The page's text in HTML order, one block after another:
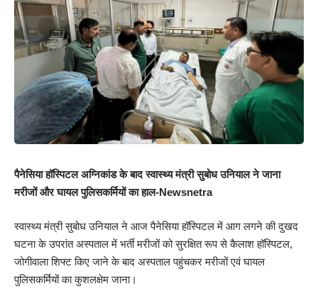
पैनेसिया हॉस्पिटल अग्निकांड के बाद स्वास्थ्य मंत्री सुबोध उनियाल ने जाना
मरीजों और घायल पुलिसकर्मियों का हाल-Newsnetra
स्वास्थ्य मंत्री सुबोध उनियाल ने आज पैनेसिया हॉस्पिटल में आग लगने की दुखद
घटना के उपरांत अस्पताल में भर्ती मरीजों को सुरक्षित रूप से कैलाश हॉस्पिटल,
जोगीवाला शिफ्ट किए जाने के बाद अस्पताल पहुंचकर मरीजों एवं घायल
पुलिसकर्मियों का कुशलक्षेम जाना।